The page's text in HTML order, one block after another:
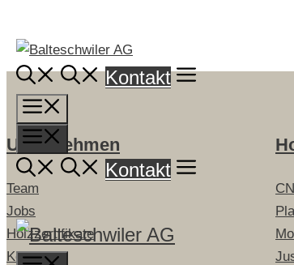
zum
Inhalt
Kontakt
Menü
Kontakt
Unternehmen
Team
Jobs
Holzzertifikate
Kontakt